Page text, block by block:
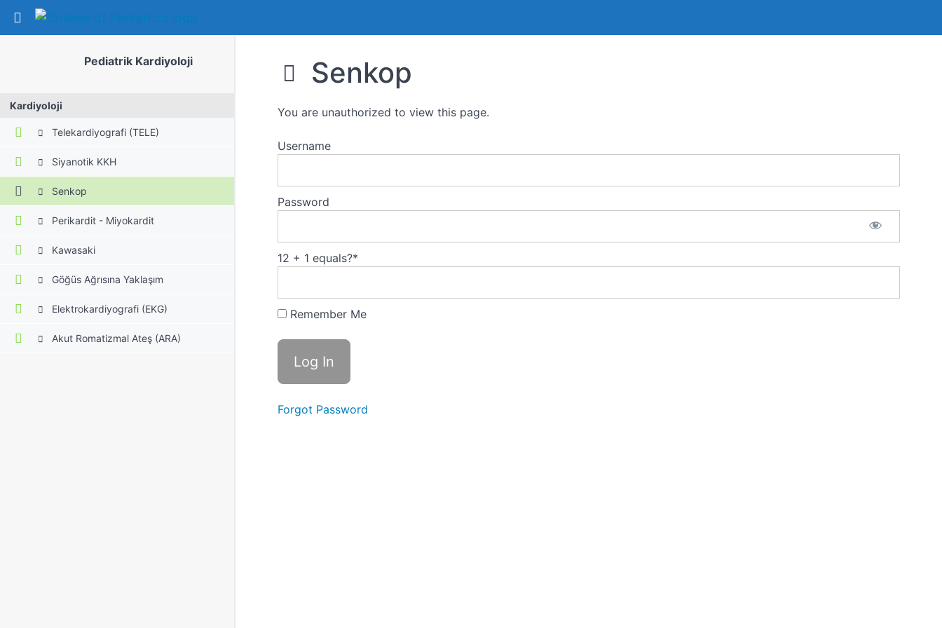
Return to course: Pediatrik Kardiyoloji
Pediatrik Kardiyoloji
Kardiyoloji
Telekardiyografi (TELE)
Siyanotik KKH
Senkop
Perikardit - Miyokardit
Kawasaki
Göğüs Ağrısına Yaklaşım
Elektrokardiyografi (EKG)
Akut Romatizmal Ateş (ARA)
Senkop
You are unauthorized to view this page.
Username
Password
12 + 1 equals?*
Remember Me
Forgot Password